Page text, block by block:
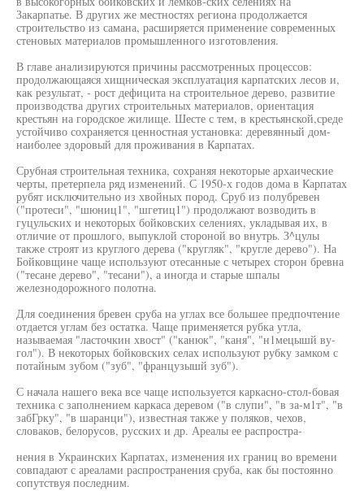
Закарпатье. В других же местностях региона продолжается
строительство из самана, расширяется применение современных
стеновых материалов промышленного изготовления.
В главе анализируются причины рассмотренных процессов:
продолжающаяся хищническая эксплуатация карпатских лесов и,
как результат, - рост дефицита на строительное дерево, развитие
производства других строительных материалов, ориентация
крестьян на городское жилище. Шесте с тем, в крестьянской,среде
устойчиво сохраняется ценностная установка: деревянный дом-
наиболее здоровый для проживания в Карпатах.
Срубная строительная техника, сохраняя некоторые архаические
черты, претерпела ряд изменений. С 1950-х годов дома в Карпатах
рубят исключительно из хвойных пород. Сруб из полубревен
("протеси", "шюниц1", "шгетиц1") продолжают возводить в
гуцульских и некоторых бойковских селениях, укладывая их, в
отличие от прошлого, выпуклой стороной во внутрь. З^цулы
также строят из круглого дерева ("кругляк", "кругле дерево"). На
Бойковщине чаще используют отесанные с четырех сторон бревна
("тесане дерево", "тесани"), а иногда и старые шпалы
железнодорожного полотна.
Для соединения бревен сруба на углах все большее предпочтение
отдается углам без остатка. Чаще применяется рубка утла,
называемая "ласточкин хвост" ("канюк", "каня", "н1мецышй ву-
гол"). В некоторых бойковских селах используют рубку замком с
потайным зубом ("зуб", "французышй зуб").
С начала нашего века все чаще используется каркасно-стол-бовая
техника с заполнением каркаса деревом ("в слупи", "в за-м1т", "в
забГрку", "в шаранци"), известная также у поляков, чехов,
словаков, белорусов, русских и др. Ареалы ее распростра-
нения в Украинских Карпатах, изменения их границ во времени
совпадают с ареалами распространения сруба, как бы постоянно
сопутствуя последним.